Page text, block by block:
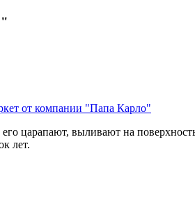
от компании "Папа Карло"
царапают, выливают на
лет.